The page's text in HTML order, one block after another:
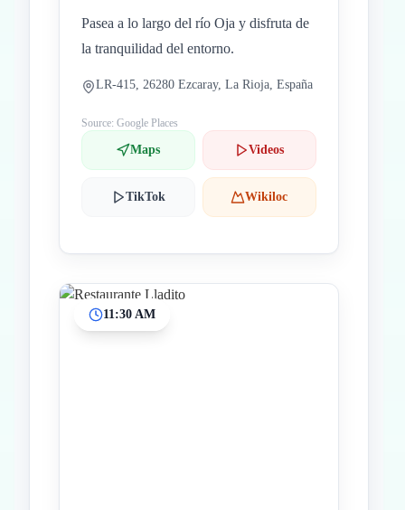
Pasea a lo largo del río Oja y disfruta de
la tranquilidad del entorno.
LR-415, 26280 Ezcaray, La Rioja, España
Source: Google Places
Maps Videos
TikTok Wikiloc
11:30 AM